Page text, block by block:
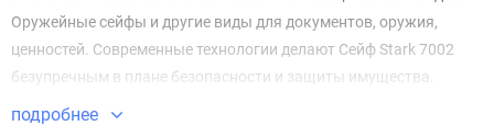
Оружейные сейфы и другие виды для документов, оружия,
ценностей. Современные технологии делают Сейф Stark 7002
безупречным в плане безопасности и защиты имущества.
Звоните по телефону +7 495 220 33 01
подробнее